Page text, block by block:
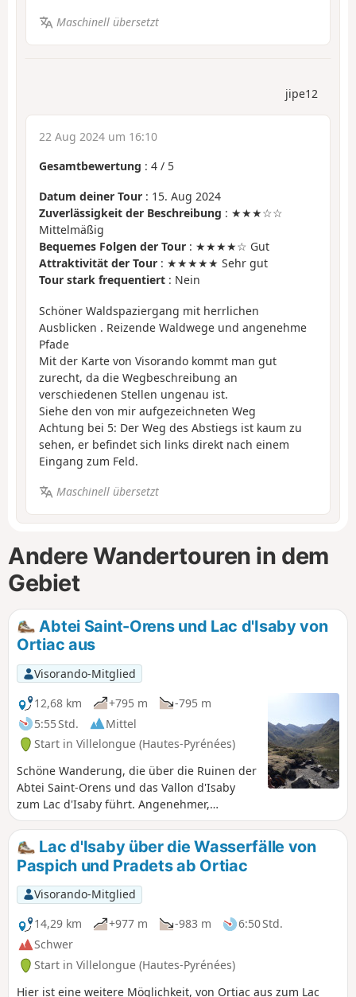
Maschinell übersetzt
jipe12
22 Aug 2024 um 16:10
Gesamtbewertung : 4 / 5
Datum deiner Tour : 15. Aug 2024
Zuverlässigkeit der Beschreibung : ★★★☆☆
Mittelmäßig
Bequemes Folgen der Tour : ★★★★☆ Gut
Attraktivität der Tour : ★★★★★ Sehr gut
Tour stark frequentiert : Nein
Schöner Waldspaziergang mit herrlichen
Ausblicken . Reizende Waldwege und angenehme
Pfade
Mit der Karte von Visorando kommt man gut
zurecht, da die Wegbeschreibung an
verschiedenen Stellen ungenau ist.
Siehe den von mir aufgezeichneten Weg
Achtung bei 5: Der Weg des Abstiegs ist kaum zu
sehen, er befindet sich links direkt nach einem
Eingang zum Feld.
Maschinell übersetzt
Andere Wandertouren in dem
Gebiet
Abtei Saint-Orens und Lac d'Isaby von
Ortiac aus
Visorando-Mitglied
12,68 km
+795 m
-795 m
5:55 Std.
Mittel
Start in Villelongue (Hautes-Pyrénées)
Schöne Wanderung, die über die Ruinen der
Abtei Saint-Orens und das Vallon d'Isaby
zum Lac d'Isaby führt. Angenehmer,
teilweise steiler Weg, größtenteils im Wald,
bevor er zum See und den ihn umgebenden
Gipfeln (Soum und Pic de Léviste, Soum
Arrouy, Soum de Lascours) führt.
Lac d'Isaby über die Wasserfälle von
Paspich und Pradets ab Ortiac
Visorando-Mitglied
14,29 km
+977 m -983 m
6:50 Std.
Schwer
Start in Villelongue (Hautes-Pyrénées)
Hier ist eine weitere Möglichkeit, von Ortiac aus zum Lac